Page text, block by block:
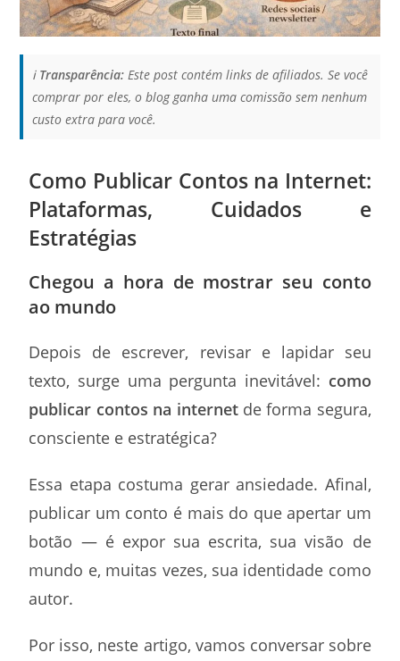
ℹ️ Transparência: Este post contém links de afiliados. Se você
comprar por eles, o blog ganha uma comissão sem nenhum
custo extra para você.
Como Publicar Contos na Internet:
Plataformas, Cuidados e
Estratégias
Chegou a hora de mostrar seu conto
ao mundo
Depois de escrever, revisar e lapidar seu
texto, surge uma pergunta inevitável: como
publicar contos na internetde forma segura,
consciente e estratégica?
Essa etapa costuma gerar ansiedade. Afinal,
publicar um conto é mais do que apertar um
botão — é expor sua escrita, sua visão de
mundo e, muitas vezes, sua identidade como
autor.
Por isso, neste artigo, vamos conversar sobre